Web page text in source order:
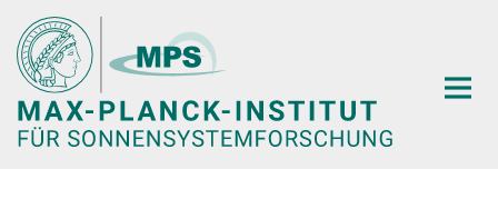
Hauptinhalt